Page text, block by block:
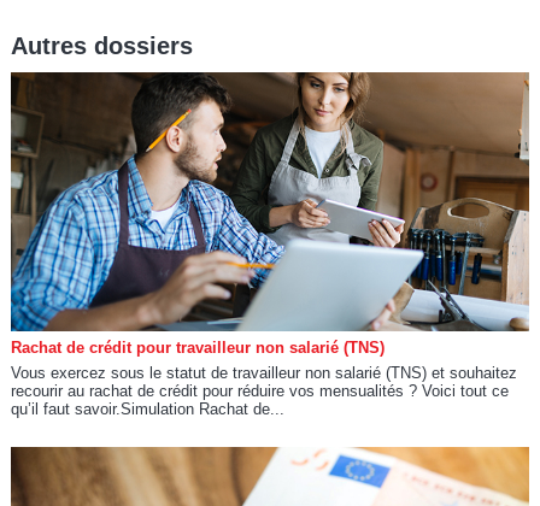
Autres dossiers
Rachat de crédit pour travailleur non salarié (TNS)
Vous exercez sous le statut de travailleur non salarié (TNS) et souhaitez
recourir au rachat de crédit pour réduire vos mensualités ? Voici tout ce
qu’il faut savoir.Simulation Rachat de...